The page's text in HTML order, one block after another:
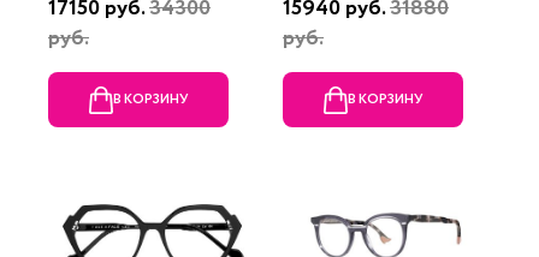
17150 руб.34300
руб.
В КОРЗИНУ
15940 руб.31880
руб.
В КОРЗИНУ